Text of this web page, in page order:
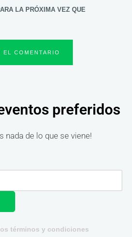
LA PRÓXIMA VEZ QUE
preferidos
nada de lo que se viene!
términos y condiciones